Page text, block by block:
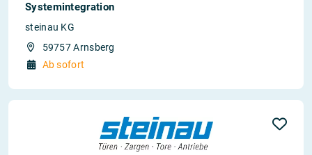
Systemintegration
steinau KG
59757 Arnsberg
Ab sofort